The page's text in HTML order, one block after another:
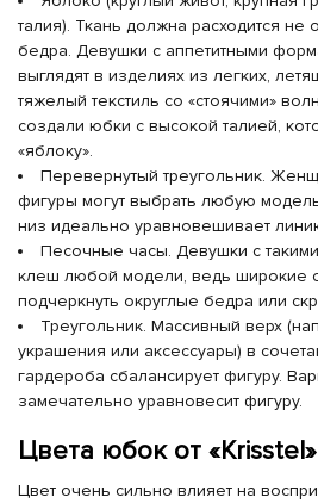
талия). Ткань должна расходится не
бедра. Девушки с аппетитными
выглядят в изделиях из легких,
тяжелый текстиль со «стоячими»
создали юбки с высокой талией,
«яблоку».
Перевернутый треугольник.
фигуры могут выбрать любую
низ идеально уравновешивает
Песочные часы. Девушки с
клеш любой модели, ведь широкие
подчеркнуть округлые бедра или
Треугольник. Массивный верх
украшения или аксессуары) в
гардероба сбалансирует фигуру.
замечательно уравновесит фигуру.
Цвета юбок от «Krisstel»
Цвет очень сильно влияет на